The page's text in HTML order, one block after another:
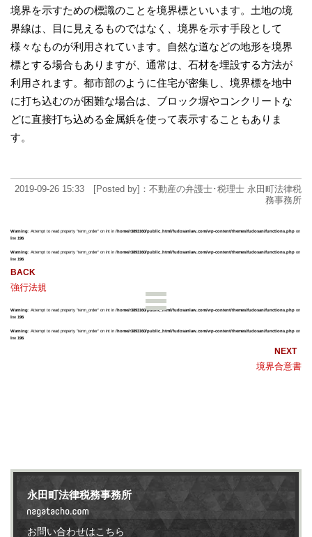
境界を示すための標識のことを境界標といいます。土地の境
界線は、目に見えるものではなく、境界を示す手段として
様々なものが利用されています。自然な道などの地形を境界
標とする場合もありますが、通常は、石材を埋設する方法が
利用されます。都市部のように住宅が密集し、境界標を地中
に打ち込むのが困難な場合は、ブロック塀やコンクリートな
どに直接打ち込める金属鋲を使って表示することもありま
す。
2019-09-26 15:33 [Posted by]：不動産の弁護士･税理士 永田町法律税
務事務所
Warning: Attempt to read property "term_order" on int in /home/r3893160/public_html/fudosanlaw.com/wp-content/themes/fudosan/functions.php on
line 196
Warning: Attempt to read property "term_order" on int in /home/r3893160/public_html/fudosanlaw.com/wp-content/themes/fudosan/functions.php on
line 196
強行法規
Warning: Attempt to read property "term_order" on int in /home/r3893160/public_html/fudosanlaw.com/wp-content/themes/fudosan/functions.php on
line 196
Warning: Attempt to read property "term_order" on int in /home/r3893160/public_html/fudosanlaw.com/wp-content/themes/fudosan/functions.php on
line 196
境界合意書
永田町法律税務事務所
お問い合わせはこちら